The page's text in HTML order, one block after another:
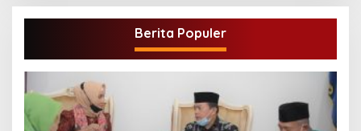
Berita Populer